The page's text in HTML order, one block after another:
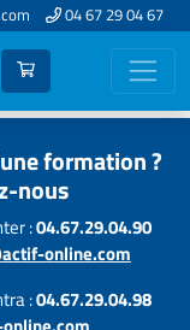
04 67 29 04 67
formation ?
nous
:04.67.29.04.90
online.com
:04.67.29.04.98